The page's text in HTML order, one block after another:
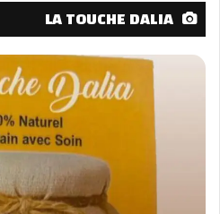
LA TOUCHE DALIA